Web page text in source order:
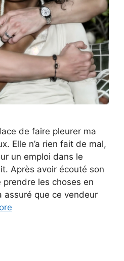
de faire pleurer ma
Elle n’a rien fait de mal,
un emploi dans le
Après avoir écouté son
prendre les choses en
assuré que ce vendeur